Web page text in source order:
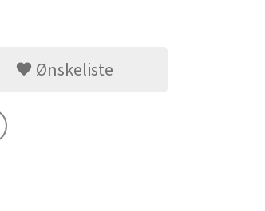
Ønskeliste